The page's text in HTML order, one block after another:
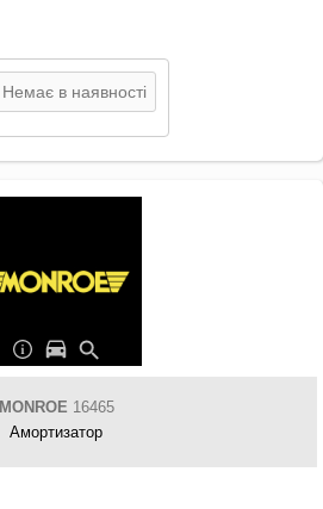
Немає в наявності
MONROE 16465
Амортизатор